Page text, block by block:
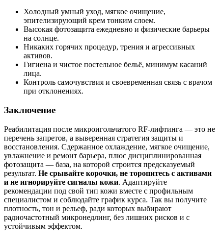
Холодный умный уход, мягкое очищение,
эпителизирующий крем тонким слоем.
Высокая фотозащита ежедневно и физические барьеры
на солнце.
Никаких горячих процедур, трения и агрессивных
активов.
Гигиена и чистое постельное бельё, минимум касаний
лица.
Контроль самочувствия и своевременная связь с врачом
при отклонениях.
Заключение
Реабилитация после микроигольчатого RF-лифтинга — это не
перечень запретов, а выверенная стратегия защиты и
восстановления. Сдержанное охлаждение, мягкое очищение,
увлажнение и ремонт барьера, плюс дисциплинированная
фотозащита — база, на которой строится предсказуемый
результат. Не срывайте корочки, не торопитесь с активами
и не игнорируйте сигналы кожи. Адаптируйте
рекомендации под свой тип кожи вместе с профильным
специалистом и соблюдайте график курса. Так вы получите
плотность, тон и рельеф, ради которых выбирают
радиочастотный микронедлинг, без лишних рисков и с
устойчивым эффектом.